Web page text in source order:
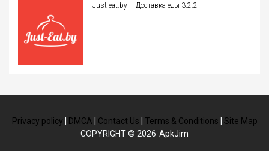
Just-eat.by – Доставка еды 3.2.2
Privacy policy DMCA Contact Us Terms & Conditions
Site Map
COPYRIGHT © 2026 ApkJim